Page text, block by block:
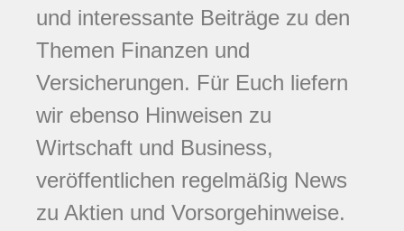
und interessante Beiträge zu den
Themen Finanzen und
Versicherungen. Für Euch liefern
wir ebenso Hinweisen zu
Wirtschaft und Business,
veröffentlichen regelmäßig News
zu Aktien und Vorsorgehinweise.